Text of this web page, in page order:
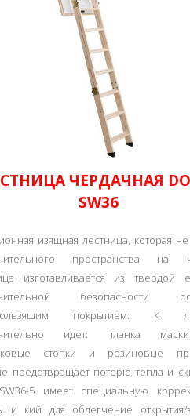
ЧЕРДАЧНАЯ
SW36
изящная лестница, которая не
пространства на
изготавливается из твердой
безопасности
покрытием. К
идет: планка
стопки и резиновыe
предотвращает потерю тепла и
5 имеет специальную
и кий для облегчение открытия/